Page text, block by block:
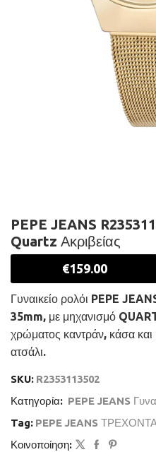
PEPE JEANS
Quartz Ακριβείας
€159.00
Γυναικείο ρολόι PEPE
35mm, με μηχανισμό
χρώματος καντράν, κάσα
ατσάλι.
SKU: R2353113502
Κατηγορία: PEPE JEANS
Tag: PEPE JEANS
Κοινοποίηση: